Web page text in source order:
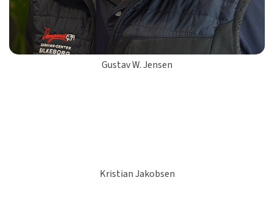
Gustav W. Jensen
Kristian Jakobsen